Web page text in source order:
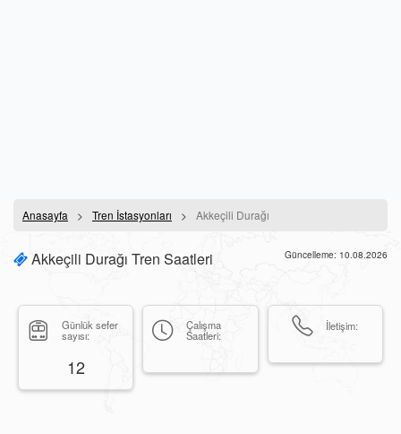
Anasayfa Tren İstasyonları Akkeçili Durağı
Akkeçili Durağı Tren Saatleri Güncelleme: 10.08.2026
Günlük sefer
sayısı:
12
Çalışma
Saatleri:
İletişim: